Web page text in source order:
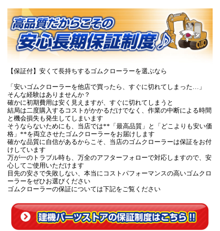
【保証付】安くて長持ちするゴムクローラーを選ぶなら
「安いゴムクローラーを他店で買ったら、すぐに切れてしまった…」
そんな経験はありませんか？
確かに初期費用は安く見えますが、すぐに切れてしまうと
結局は二度購入するコストがかかるだけでなく、作業の中断による時間
と機会損失も発生してしまいます
そうならないためにも、当店では**「最高品質」と「どこよりも安い価
格」**を両立させたゴムクローラーをお届けします
確かな品質に自信があるからこそ、当店のゴムクローラーは保証をお付
けしています
万が一のトラブル時も、万全のアフターフォローで対応しますので、安
心してご使用いただけます
目先の安さで失敗しない、本当にコストパフォーマンスの高いゴムクロ
ーラーをぜひお選びください
ゴムクローラーの保証については下記をご覧ください